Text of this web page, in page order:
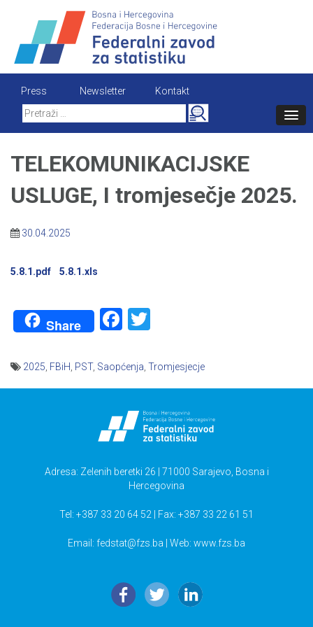
content
Press Newsletter
Kontakt
Search
for:
TELEKOMUNIKACIJSKE
USLUGE, I tromjesečje 2025.
30.04.2025
5.8.1.pdf 5.8.1.xls
Share Facebook
2025 FBiH PST, Saopćenja Tromjesjecje
Adresa: Zelenih beretki 26 | 71000 Sarajevo, Bosna i
Hercegovina
Tel: +387 33 20 64 52 | Fax: +387 33 22 61 51
Email: fedstat@fzs.ba | Web: www.fzs.ba